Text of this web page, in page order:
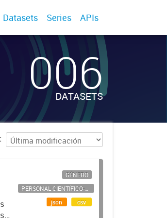
Datasets Series APIs
006
DATASETS
GÉNERO
PERSONAL CIENTÍFICO-TECNOLÓGICO
json
csv